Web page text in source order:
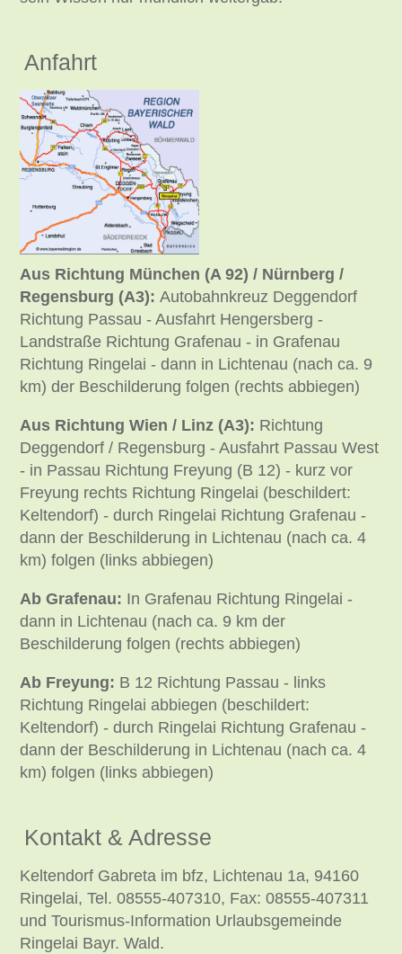
Anfahrt
Aus Richtung München (A 92) / Nürnberg /
Regensburg (A3):Autobahnkreuz Deggendorf
Richtung Passau - Ausfahrt Hengersberg -
Landstraße Richtung Grafenau - in Grafenau
Richtung Ringelai - dann in Lichtenau (nach ca. 9
km) der Beschilderung folgen (rechts abbiegen)
Aus Richtung Wien / Linz (A3): Richtung
Deggendorf / Regensburg - Ausfahrt Passau West
- in Passau Richtung Freyung (B 12) - kurz vor
Freyung rechts Richtung Ringelai (beschildert:
Keltendorf) - durch Ringelai Richtung Grafenau -
dann der Beschilderung in Lichtenau (nach ca. 4
km) folgen (links abbiegen)
Ab Grafenau: In Grafenau Richtung Ringelai -
dann in Lichtenau (nach ca. 9 km der
Beschilderung folgen (rechts abbiegen)
Ab Freyung: B 12 Richtung Passau - links
Richtung Ringelai abbiegen (beschildert:
Keltendorf) - durch Ringelai Richtung Grafenau -
dann der Beschilderung in Lichtenau (nach ca. 4
km) folgen (links abbiegen)
Kontakt & Adresse
Keltendorf Gabreta im bfz, Lichtenau 1a, 94160
Ringelai, Tel. 08555-407310, Fax: 08555-407311
und Tourismus-Information Urlaubsgemeinde
Ringelai Bayr. Wald.